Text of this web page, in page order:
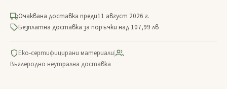
Очаквана доставка преди11 август 2026 г.
Безплатна доставка за поръчки над 107,99 лв
Еко-сертифицирани материали|
Въглеродно неутрална доставка